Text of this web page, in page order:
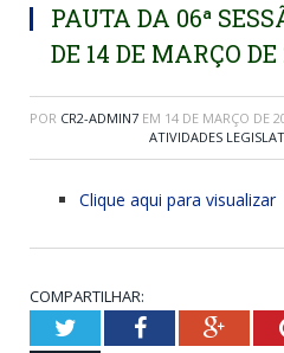
PAUTA DA 06ª
DE 14 DE MARÇO DE
POR CR2-ADMIN7 EM 14 DE MARÇO DE
ATIVIDADES
Clique aqui para visualizar
COMPARTILHAR:
TwitterFacebook